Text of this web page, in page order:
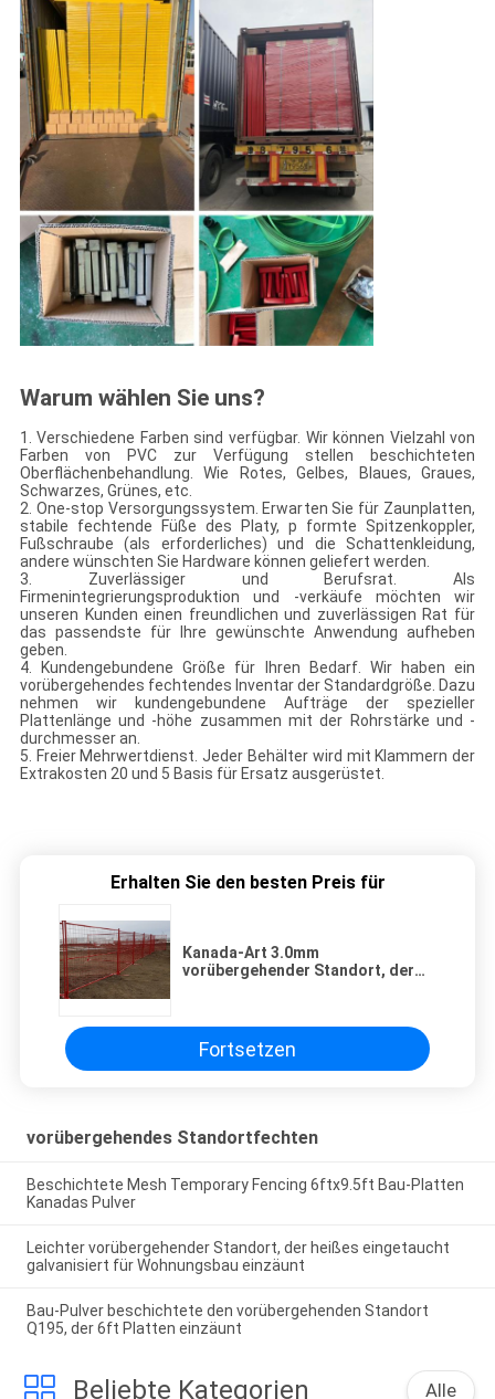
Warum wählen Sie uns?
1. Verschiedene Farben sind verfügbar. Wir können Vielzahl von
Farben von PVC zur Verfügung stellen beschichteten
Oberflächenbehandlung. Wie Rotes, Gelbes, Blaues, Graues,
Schwarzes, Grünes, etc.
2. One-stop Versorgungssystem. Erwarten Sie für Zaunplatten,
stabile fechtende Füße des Platy, p formte Spitzenkoppler,
Fußschraube (als erforderliches) und die Schattenkleidung,
andere wünschten Sie Hardware können geliefert werden.
3. Zuverlässiger und Berufsrat. Als
Firmenintegrierungsproduktion und -verkäufe möchten wir
unseren Kunden einen freundlichen und zuverlässigen Rat für
das passendste für Ihre gewünschte Anwendung aufheben
geben.
4. Kundengebundene Größe für Ihren Bedarf. Wir haben ein
vorübergehendes fechtendes Inventar der Standardgröße. Dazu
nehmen wir kundengebundene Aufträge der spezieller
Plattenlänge und -höhe zusammen mit der Rohrstärke und -
durchmesser an.
5. Freier Mehrwertdienst. Jeder Behälter wird mit Klammern der
Extrakosten 20 und 5 Basis für Ersatz ausgerüstet.
Erhalten Sie den besten Preis für
Kanada-Art 3.0mm
vorübergehender Standort, der
Fortsetzen
vorübergehendes Standortfechten
Beschichtete Mesh Temporary Fencing 6ftx9.5ft Bau-Platten
Kanadas Pulver
Leichter vorübergehender Standort, der heißes eingetaucht
galvanisiert für Wohnungsbau einzäunt
Bau-Pulver beschichtete den vorübergehenden Standort
Q195, der 6ft Platten einzäunt
Beliebte Kategorien Alle